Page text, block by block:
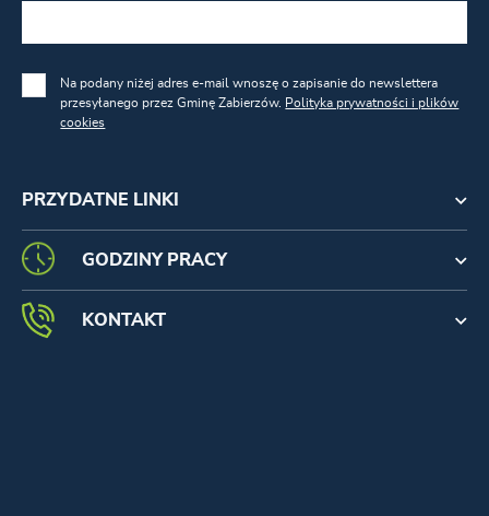
PRZYDATNE LINKI
Na podany niżej adres e-mail wnoszę o zapisanie do newslettera
przesyłanego przez Gminę Zabierzów. Polityka prywatności i plików
cookies
GODZINY PRACY
KONTAKT